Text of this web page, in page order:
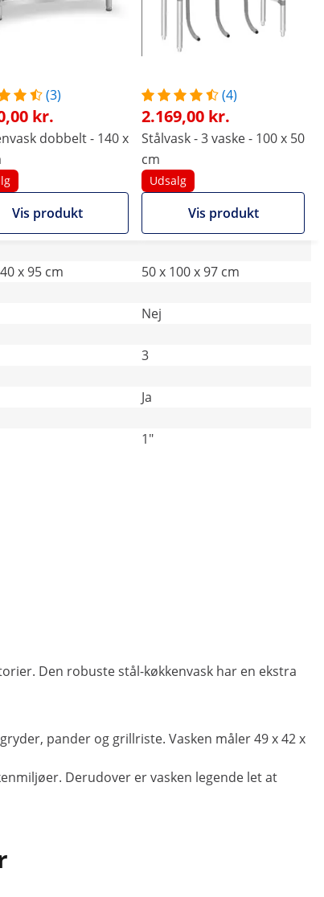
(3)
kr.
dobbelt - 140 x
Vis produkt
(4)
2.169,00 kr.
Stålvask - 3 vaske - 100 x 50
cm
Udsalg
Vis produkt
x 95 cm
50 x 100 x 97 cm
Nej
3
Ja
1"
Den robuste stål-køkkenvask har en ekstra
pander og grillriste. Vasken måler 49 x 42 x
Derudover er vasken legende let at